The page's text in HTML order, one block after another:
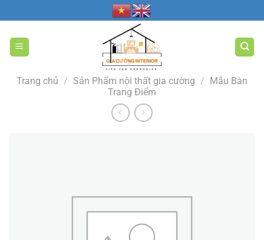
qua
nội
dung
Trang chủ / Sản Phẩm nội thất gia cường / Mẫu Bàn
Trang Điểm